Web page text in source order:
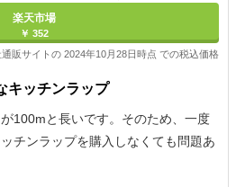
楽天市場
￥ 352
販サイトの 2024年10月28日時点 での税込価格
キッチンラップ
100mと長いです。そのため、一度
チンラップを購入しなくても問題あ